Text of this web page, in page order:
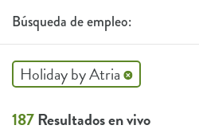
Búsqueda de empleo:
Holiday by Atria
187Resultados en vivo